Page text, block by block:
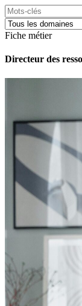
Fiche métier
Directeur des